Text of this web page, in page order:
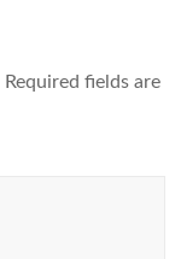
Required fields are